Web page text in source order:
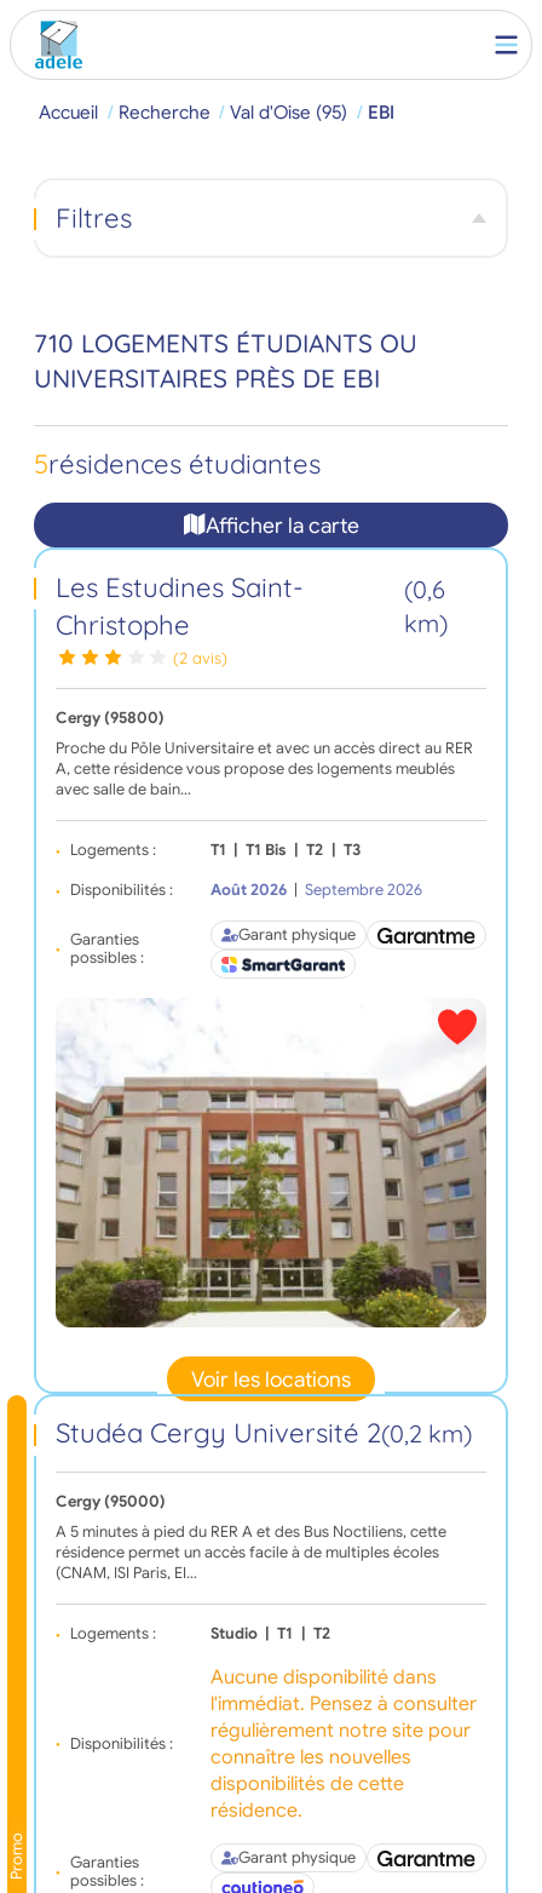
Accueil Recherche Val d'Oise (95) EBI
710 LOGEMENTS ÉTUDIANTS OU
UNIVERSITAIRES PRÈS DE EBI
5résidences étudiantes
Afficher la carte
Les Estudines Saint-
Christophe
(0,6
km)
(2 avis)
Cergy (95800)
Proche du Pôle Universitaire et avec un accès direct au RER
A, cette résidence vous propose des logements meublés
avec salle de bain…
Logements : T1 T1 Bis T2 T3
Disponibilités : Août 2026 Septembre 2026
Garanties
possibles :
Garant physique
Voir les locations
Promo
Studéa Cergy Université 2(0,2 km)
Cergy (95000)
A 5 minutes à pied du RER A et des Bus Noctiliens, cette
résidence permet un accès facile à de multiples écoles
(CNAM, ISI Paris, EI…
Logements : Studio T1 T2
Disponibilités :
Aucune disponibilité dans
l'immédiat. Pensez à consulter
régulièrement notre site pour
connaître les nouvelles
disponibilités de cette
résidence.
Garanties
possibles :
Garant physique
Filtres